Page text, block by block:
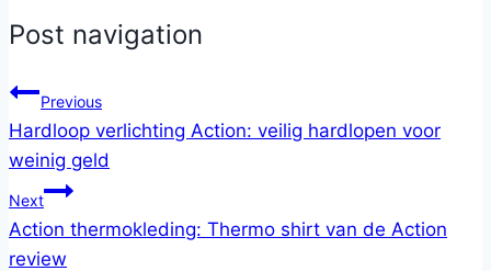
Post navigation
Previous
Hardloop verlichting Action: veilig hardlopen voor
weinig geld
Next
Action thermokleding: Thermo shirt van de Action
review